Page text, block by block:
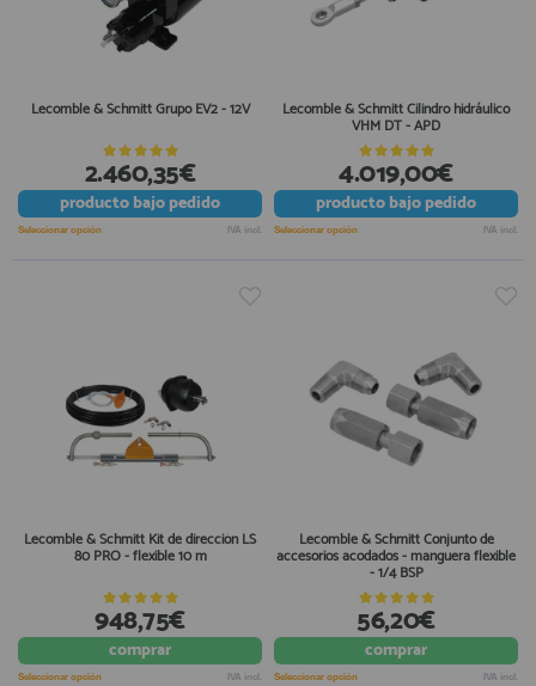
Lecomble & Schmitt Grupo EV2 - 12V
2.460,35€
productobajo pedido
Seleccionar opción IVA incl.
Lecomble & Schmitt Cilindro hidráulico
VHM DT - APD
4.019,00€
productobajo pedido
Seleccionar opción IVA incl.
Lecomble & Schmitt Kit de dirección LS
80 PRO - flexible 10 m
948,75€
comprar
Seleccionar opción IVA incl.
Lecomble & Schmitt Conjunto de
accesorios acodados - manguera flexible
- 1/4 BSP
56,20€
comprar
Seleccionar opción IVA incl.